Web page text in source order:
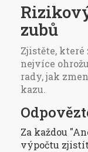
zubů
Zjistěte,
nejvíce
rady, jak
kazu.
Za každou
výpočtu